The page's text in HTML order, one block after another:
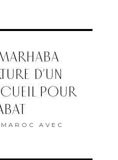
D’UN
POUR
AVEC